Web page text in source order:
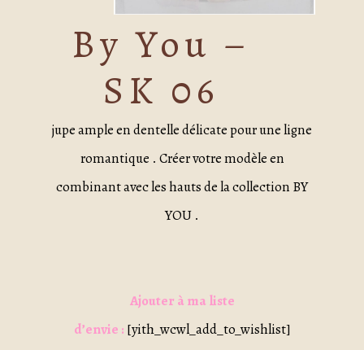
By You –
SK 06
jupe ample en dentelle délicate pour une ligne
romantique . Créer votre modèle en
combinant avec les hauts de la collection BY
YOU .
Ajouter à ma liste
d’envie : [yith_wcwl_add_to_wishlist]